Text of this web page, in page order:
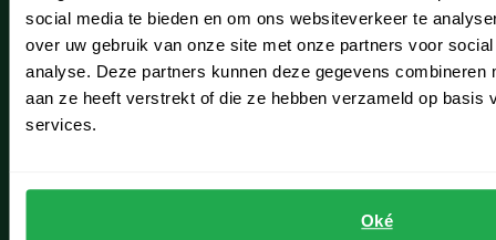
social media te bieden en om ons websiteverkeer te
over uw gebruik van onze site met onze partners voor
analyse. Deze partners kunnen deze gegevens combineren
aan ze heeft verstrekt of die ze hebben verzameld op basis
services.
Oké
Lisse
Noordwijk
Oegstgeest